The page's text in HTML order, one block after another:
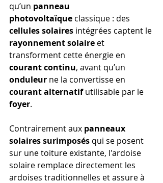
qu’un panneau
photovoltaïque classique : des
cellules solaires intégrées captent le
rayonnement solaire et
transforment cette énergie en
courant continu, avant qu’un
onduleur ne la convertisse en
courant alternatif utilisable par le
foyer.
Contrairement aux panneaux
solaires surimposés qui se posent
sur une toiture existante, l'ardoise
solaire remplace directement les
ardoises traditionnelles et assure à